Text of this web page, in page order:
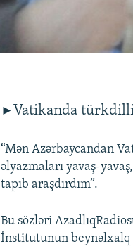
► Vatikanda türkdilli
“Mən Azərbaycandan
əlyazmaları yavaş-
tapıb araşdırdım”.
Bu sözləri
İnstitutunun